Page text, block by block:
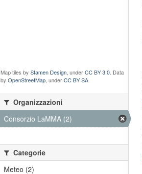
Map tiles by Stamen Design , underCC BY 3.0 . Data
by OpenStreetMap , underCC BY SA
Organizzazioni
Consorzio LaMMA (2)
Categorie
Meteo (2)